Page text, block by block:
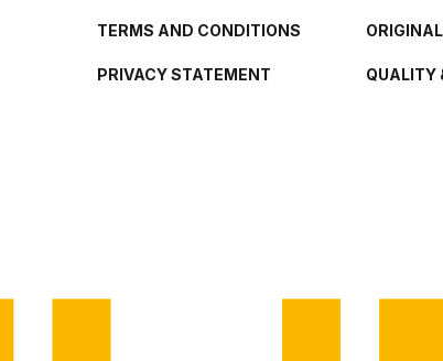
TERMS AND CONDITIONS
PRIVACY STATEMENT QUALITY